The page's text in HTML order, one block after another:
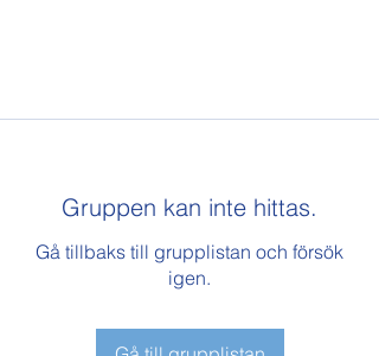
Gruppen kan inte hittas.
Gå tillbaks till grupplistan och försök
igen.